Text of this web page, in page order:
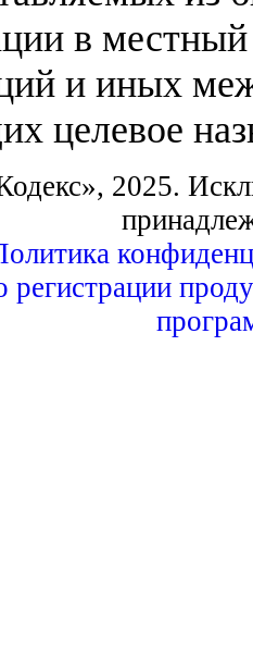
в
и иных
целевое
2025.
регистрации